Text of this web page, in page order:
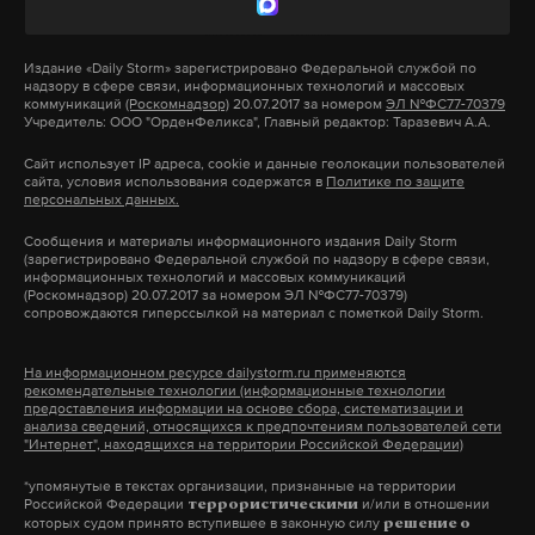
процедуре получения
паспорта РФ жителями
Заявления будут рассматриваться в
течение трех месяцев в Ростовской
24 апреля 2019
стабильность бизнеса в переходный период.
В конце мая на Московской неделе
предпринимательства обсуждали
взаимоотношения бизнеса и власти. Daily Storm
попросил рассказать спикеров форума, какой
поддержки им прежде всего не хватает от
властей есть, но эффекта от них немного.
Предприниматели жаловались на бесполезные и
многие из них выступали за более адресную
поддержку бизнеса.
Подпишитесь на Daily Storm вMAX. Он
Подпишитесь на Daily Storm вMAX. Он
А еще мы есть вTelegram,ДзениVK.
Макс Telegram
Дзен VK
Поль Гоген — один из самых известных
журналиста с радикальными взглядами, а его
бабушка Флора Тристан была одной из первых
Издание «Daily Storm» зарегистрировано Федеральной службой по
надзору в сфере связи, информационных технологий и массовых
коммуникаций (Роскомнадзор) 20.07.2017 за номером ЭЛ №ФС77-70379
Учредитель: ООО "ОрденФеликса", Главный редактор: Таразевич А.А.
Сайт использует IP адреса, cookie и данные геолокации пользователей
сайта, условия использования содержатся в Политике по защите
персональных данных.
Сообщения и материалы информационного издания Daily Storm
(зарегистрировано Федеральной службой по надзору в сфере связи,
информационных технологий и массовых коммуникаций
(Роскомнадзор) 20.07.2017 за номером ЭЛ №ФС77-70379)
сопровождаются гиперссылкой на материал с пометкой Daily Storm.
На информационном ресурсе dailystorm.ru применяются
рекомендательные технологии (информационные технологии
предоставления информации на основе сбора, систематизации и
анализа сведений, относящихся к предпочтениям пользователей сети
"Интернет", находящихся на территории Российской Федерации)
*упомянутые в текстах организации, признанные на территории
Российской Федерации террористическими и/или в отношении
которых судом принято вступившее в законную силу решение о